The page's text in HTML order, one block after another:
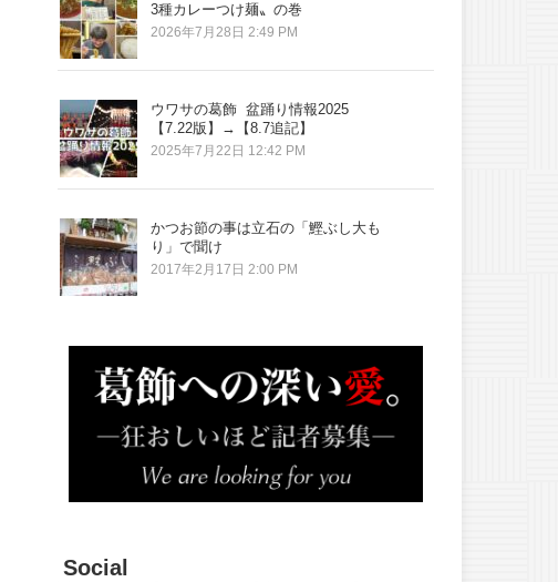
3種カレーつけ麺〟の巻
2026年7月28日 2:49 PM
ウワサの葛飾 盆踊り情報2025
【7.22版】→【8.7追記】
2025年7月22日 12:42 PM
かつお節の事は立石の「鰹ぶし大も
り」で聞け
2017年2月17日 2:00 PM
Social